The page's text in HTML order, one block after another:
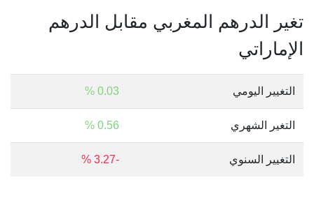
تغير الدرهم المغربي مقابل الدرهم
الإماراتي
التغيير اليومي 0.03 %
التغير الشهري 0.56 %
التغيير السنوي -3.27 %